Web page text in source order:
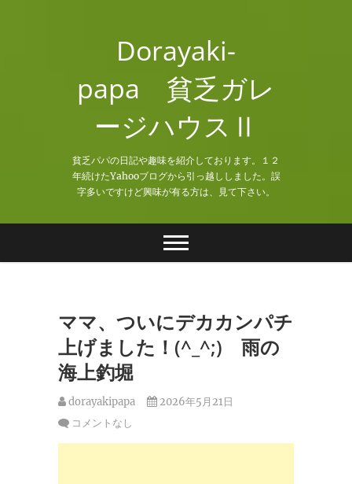
Dorayaki-
papa 貧乏ガレ
ージハウスⅡ
貧乏パパの日記や趣味を紹介しております。１２
年続けたYahooブログから引っ越ししました。誤
字多いですけど興味が有る方は、見て下さい。
ママ、ついにデカカンパチ
上げました！(^_^;) 雨の
海上釣堀
dorayakipapa
2026年5月21日
コメントなし